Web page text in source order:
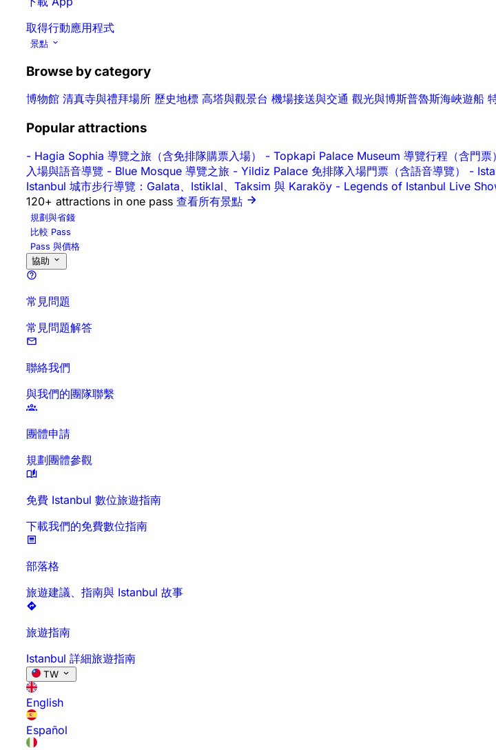
取得行動應用程式
景點
Browse by category
博物館 清真寺與禮拜場所 歷史地標 高塔與觀景台 機場接送與交通 觀光與博斯普魯斯海峽遊船
Popular attractions
- Hagia Sophia 導覽之旅（含免排隊購票入場） - Topkapi Palace Museum 導覽行程（含門票
入場與語音導覽 - Blue Mosque 導覽之旅 - Yildiz Palace 免排隊入場門票（含語音導覽） -
Istanbul 城市步行導覽：Galata、Istiklal、Taksim 與 Karaköy - Legends of Istanbul Live
120+ attractions in one pass 查看所有景點
規劃與省錢
比較 Pass
Pass 與價格
協助
常見問題
常見問題解答
聯絡我們
與我們的團隊聯繫
團體申請
規劃團體參觀
免費 Istanbul 數位旅遊指南
下載我們的免費數位指南
部落格
旅遊建議、指南與 Istanbul 故事
旅遊指南
Istanbul 詳細旅遊指南
TW
English
Español